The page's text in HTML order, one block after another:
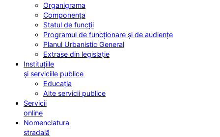
Organigrama
Componența
Statul de funcții
Programul de funcționare și de audiențe
Planul Urbanistic General
Extrase din legislație
Instituțiile
și serviciile publice
Educația
Alte servicii publice
Servicii
online
Nomenclatura
stradală